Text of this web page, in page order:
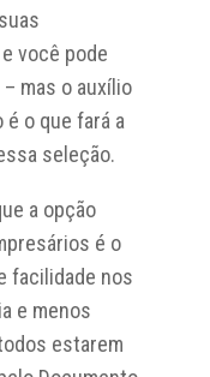
você pode
– mas o auxílio
o que fará a
seleção.
a opção
é o
facilidade nos
e menos
estarem